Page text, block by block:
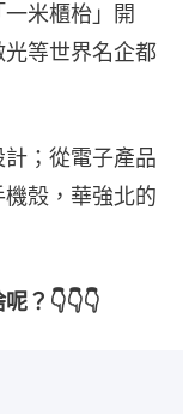
米櫃枱」開
等世界名企都
；從電子產品
殼，華強北的
？👇👇👇